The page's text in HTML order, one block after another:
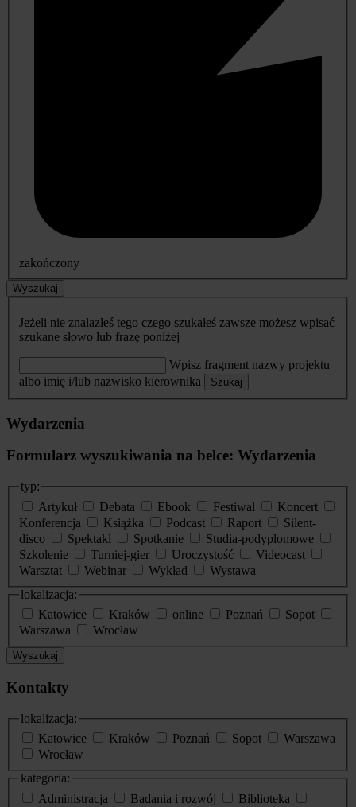
zakończony
Wyszukaj
Jeżeli nie znalazłeś tego czego szukałeś zawsze możesz wpisać
szukane słowo lub frazę poniżej
Wpisz fragment nazwy projektu
albo imię i/lub nazwisko kierownika
Szukaj
Wydarzenia
Formularz wyszukiwania na belce: Wydarzenia
typ:
Artykuł
Debata Ebook Festiwal
Koncert
Konferencja
Książka Podcast Raport
Silent-
disco
Spektakl Spotkanie
Studia-podyplomowe
Szkolenie
Turniej-gier Uroczystość
Videocast
Warsztat
Webinar Wykład
Wystawa
lokalizacja:
Katowice
Kraków online Poznań
Sopot
Warszawa
Wrocław
Wyszukaj
Kontakty
lokalizacja:
Katowice
Kraków Poznań Sopot
Warszawa
Wrocław
kategoria:
Administracja
Badania i rozwój
Biblioteka